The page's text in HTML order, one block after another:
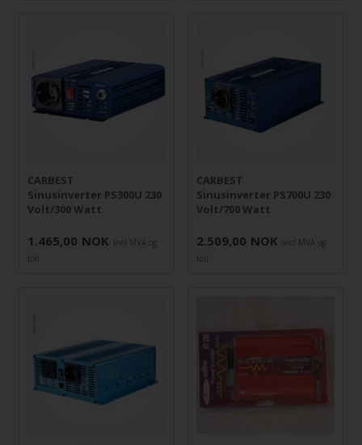
CARBEST
Sinusinverter PS300U 230
Volt/300 Watt
1.465,00 NOK
incl MVA og
toll
CARBEST
Sinusinverter PS700U 230
Volt/700 Watt
2.509,00 NOK
incl MVA og
toll